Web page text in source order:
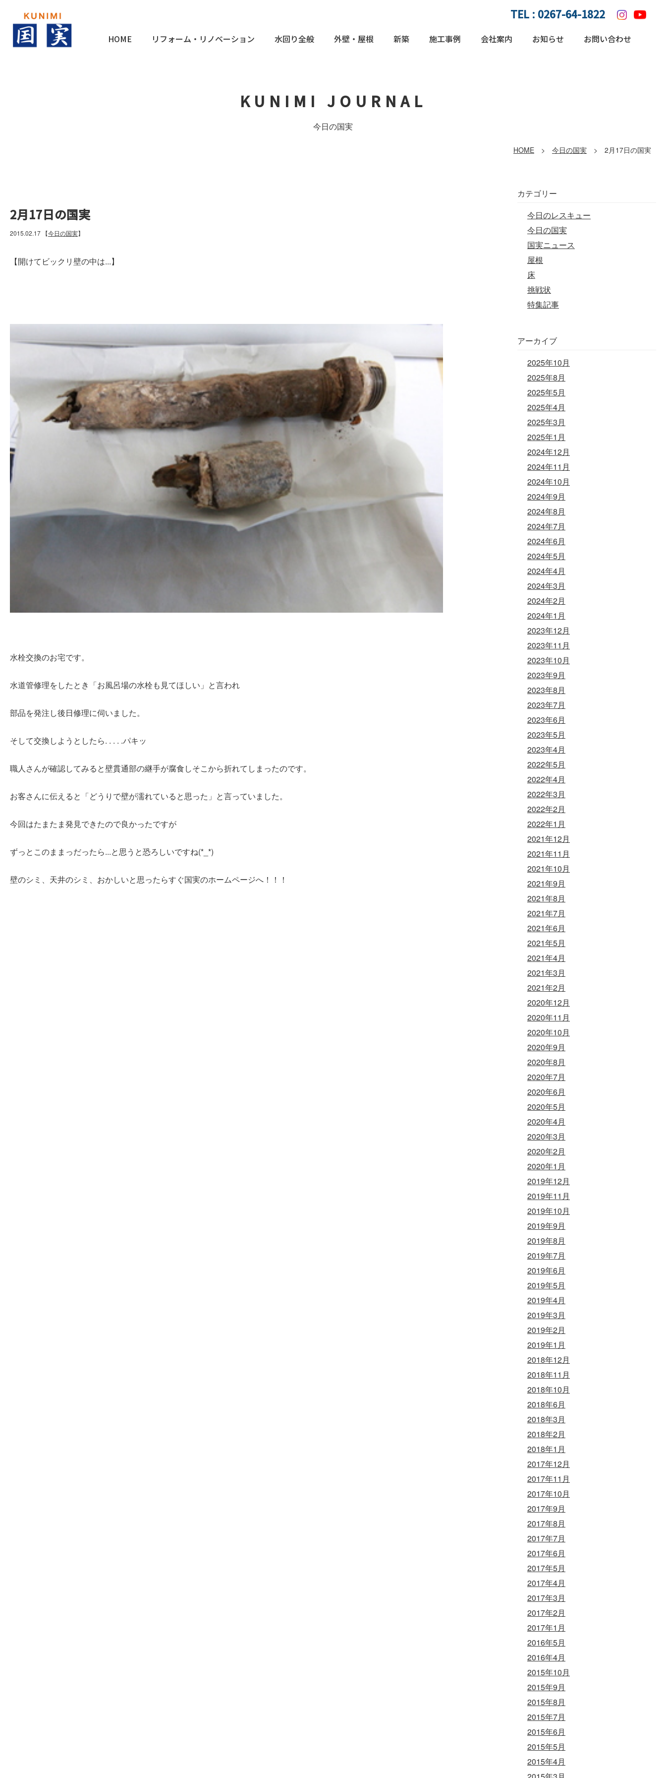
HOME リフォーム・リノベーション 水回り全般 外壁・屋根 新築 施工事例 会社案内 お知らせ お問い合わせ
TEL : 0267-64-1822
KUNIMI JOURNAL
今日の国実
HOME > 今日の国実 > 2月17日の国実
2月17日の国実
2015.02.17 【今日の国実】
【開けてビックリ壁の中は...】
水栓交換のお宅です。
水道管修理をしたとき「お風呂場の水栓も見てほしい」と言われ
部品を発注し後日修理に伺いました。
そして交換しようとしたら. . . . .パキッ
職人さんが確認してみると壁貫通部の継手が腐食しそこから折れてしまったのです。
お客さんに伝えると「どうりで壁が濡れていると思った」と言っていました。
今回はたまたま発見できたので良かったですが
ずっとこのままっだったら...と思うと恐ろしいですね(*_*)
壁のシミ、天井のシミ、おかしいと思ったらすぐ国実のホームページへ！！！
カテゴリー
今日のレスキュー
今日の国実
国実ニュース
屋根
床
挑戦状
特集記事
アーカイブ
2025年10月
2025年8月
2025年5月
2025年4月
2025年3月
2025年1月
2024年12月
2024年11月
2024年10月
2024年9月
2024年8月
2024年7月
2024年6月
2024年5月
2024年4月
2024年3月
2024年2月
2024年1月
2023年12月
2023年11月
2023年10月
2023年9月
2023年8月
2023年7月
2023年6月
2023年5月
2023年4月
2022年5月
2022年4月
2022年3月
2022年2月
2022年1月
2021年12月
2021年11月
2021年10月
2021年9月
2021年8月
2021年7月
2021年6月
2021年5月
2021年4月
2021年3月
2021年2月
2020年12月
2020年11月
2020年10月
2020年9月
2020年8月
2020年7月
2020年6月
2020年5月
2020年4月
2020年3月
2020年2月
2020年1月
2019年12月
2019年11月
2019年10月
2019年9月
2019年8月
2019年7月
2019年6月
2019年5月
2019年4月
2019年3月
2019年2月
2019年1月
2018年12月
2018年11月
2018年10月
2018年6月
2018年3月
2018年2月
2018年1月
2017年12月
2017年11月
2017年10月
2017年9月
2017年8月
2017年7月
2017年6月
2017年5月
2017年4月
2017年3月
2017年2月
2017年1月
2016年5月
2016年4月
2015年10月
2015年9月
2015年8月
2015年7月
2015年6月
2015年5月
2015年4月